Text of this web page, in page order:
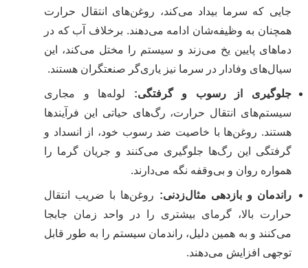
جایی که سرما بیداد می‌کند، روغن‌های انتقال حرارت
همچنان به وظیفه‌شان ادامه می‌دهند. برخلاف آب که در
دماهای پایین یخ می‌زند و سیستم را مختل می‌کند، این
سیال‌های وفادار در سرما نیز یاری‌گر صنعتگران هستند.
جلوگیری از رسوب و گرفتگی: لوله‌ها و مجاری
سیستم‌های انتقال حرارت، رگ‌های حیاتی این فرآیندها
هستند. روغن‌ها با خاصیت ضد رسوب خود، از انسداد و
گرفتگی این رگ‌ها جلوگیری می‌کنند و جریان گرما را
همواره روان و بی‌وقفه نگه می‌دارند.
راندمان و بازدهی مثال‌زدنی: روغن‌ها با ضریب انتقال
حرارت بالا، گرمای بیشتری را در واحد زمان جابجا
می‌کنند و به همین دلیل، راندمان سیستم را به طور قابل
توجهی افزایش می‌دهند.